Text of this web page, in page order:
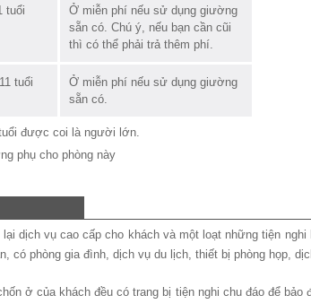
tuổi
Ở miễn phí nếu sử dụng giường
sẵn có. Chú ý, nếu bạn cần cũi
thì có thể phải trả thêm phí.
tuổi
Ở miễn phí nếu sử dụng giường
sẵn có.
được coi là người lớn.
phụ cho phòng này
dịch vụ cao cấp cho khách và một loạt những tiện
có phòng gia đình, dịch vụ du lịch, thiết bị phòng họp,
ở của khách đều có trang bị tiện nghi chu đáo để